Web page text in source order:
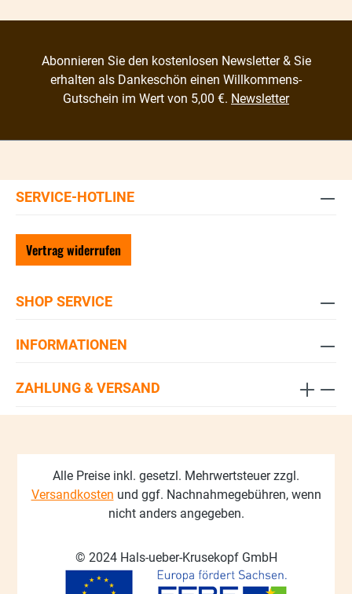
Abonnieren Sie den kostenlosen Newsletter & Sie
erhalten als Dankeschön einen Willkommens-
Gutschein im Wert von 5,00 €. Newsletter
SERVICE-HOTLINE
Vertrag widerrufen
SHOP SERVICE
INFORMATIONEN
ZAHLUNG & VERSAND
Alle Preise inkl. gesetzl. Mehrwertsteuer zzgl.
Versandkosten und ggf. Nachnahmegebühren, wenn
nicht anders angegeben.
© 2024 Hals-ueber-Krusekopf GmbH